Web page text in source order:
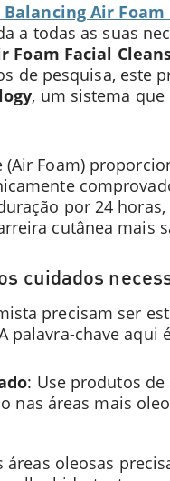
Balancing Air
a todas as suas
Foam Facial
de pesquisa, este
, um sistema
Foam)
por 24
cutânea mais
cuidados
precisam ser
palavra-chave aqui
: Use produtos
nas áreas mais
áreas oleosas